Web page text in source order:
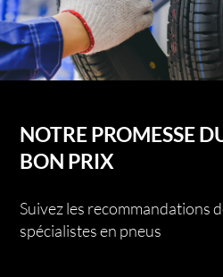
NOTRE PROMESSE
BON PRIX
Suivez les recommandations
spécialistes en pneus